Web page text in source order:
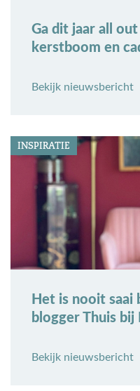
Ga dit jaar all
kerstboom en
Bekijk nieuwsbericht
INSPIRATIE
Het is nooit
blogger Thuis bij
Bekijk nieuwsbericht